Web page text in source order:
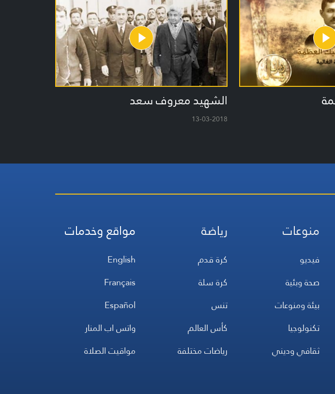
الشهيد معروف سعد
13-03-2018
منوعات
فيديو
صحة وبئية
بيئة ومنوعات
تكنولوجيا
ثقافي وديني
رياضة
كرة قدم
كرة سلة
تنس
كأس العالم
رياضات مختلفة
مواقع وخدمات
English
Français
Español
واتس اب المنار
مواقيت الصلاة